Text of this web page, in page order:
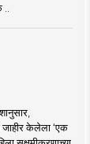
केलेला ‘एक